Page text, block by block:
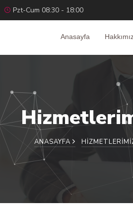
Pzt-Cum 08:30 - 18:00
Anasayfa
ANASAYFA